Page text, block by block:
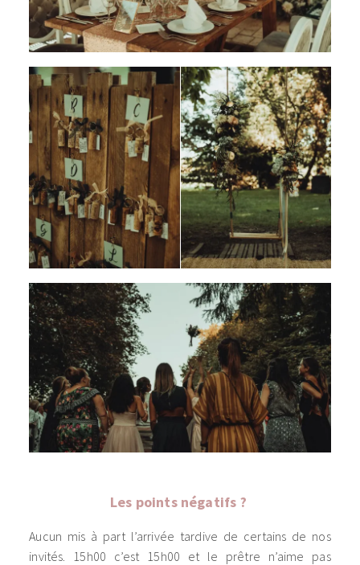
Les points négatifs ?
Aucun mis à part l’arrivée tardive de certains de nos
invités. 15h00 c’est 15h00 et le prêtre n’aime pas